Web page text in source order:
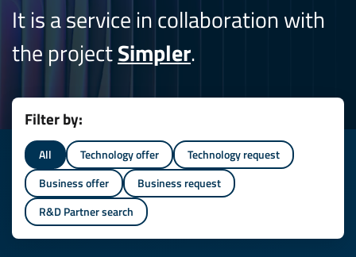
It is a service in collaboration with
the projectSimpler.
Filter by:
All Technology offer
Technology request
Business offer
Business request
R&D Partner search